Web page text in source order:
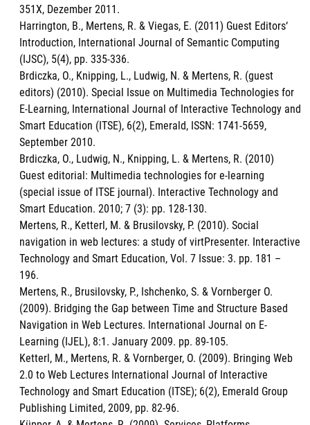
351X, Dezember 2011.
Harrington, B., Mertens, R. & Viegas, E. (2011) Guest Editors‘
Introduction, International Journal of Semantic Computing
(IJSC), 5(4), pp. 335-336.
Brdiczka, O., Knipping, L., Ludwig, N. & Mertens, R. (guest
editors) (2010). Special Issue on Multimedia Technologies for
E-Learning, International Journal of Interactive Technology and
Smart Education (ITSE), 6(2), Emerald, ISSN: 1741-5659,
September 2010.
Brdiczka, O., Ludwig, N., Knipping, L. & Mertens, R. (2010)
Guest editorial: Multimedia technologies for e-learning
(special issue of ITSE journal). Interactive Technology and
Smart Education. 2010; 7 (3): pp. 128-130.
Mertens, R., Ketterl, M. & Brusilovsky, P. (2010). Social
navigation in web lectures: a study of virtPresenter. Interactive
Technology and Smart Education, Vol. 7 Issue: 3. pp. 181 –
196.
Mertens, R., Brusilovsky, P., Ishchenko, S. & Vornberger O.
(2009). Bridging the Gap between Time and Structure Based
Navigation in Web Lectures. International Journal on E-
Learning (IJEL), 8:1. January 2009. pp. 89-105.
Ketterl, M., Mertens, R. & Vornberger, O. (2009). Bringing Web
2.0 to Web Lectures International Journal of Interactive
Technology and Smart Education (ITSE); 6(2), Emerald Group
Publishing Limited, 2009, pp. 82-96.